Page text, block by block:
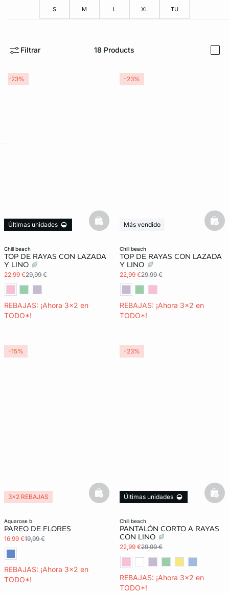
S M L XL TU
Filtrar 18 Products
chill beach
TOP DE RAYAS CON LAZADA
Y LINO
22,99 €29,99 €
REBAJAS: ¡Ahora 3x2 en
TODO*!
Últimas unidades
basketfull
-23%
chill beach
TOP DE RAYAS CON LAZADA
Y LINO
22,99 €29,99 €
REBAJAS: ¡Ahora 3x2 en
TODO*!
Más vendido
3x2 REBAJAS
-23%
aquarose b
PAREO DE FLORES
16,99 €19,99 €
REBAJAS: ¡Ahora 3x2 en
TODO*!
3x2 REBAJAS basketfull
-15%
chill beach
PANTALÓN CORTO A RAYAS
CON LINO
22,99 €29,99 €
REBAJAS: ¡Ahora 3x2 en
TODO*!
Últimas unidades
-23%